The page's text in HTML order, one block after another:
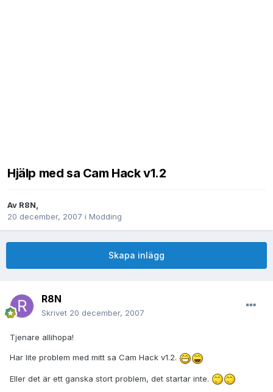
Hjälp med sa Cam Hack v1.2
Av R8N,
20 december, 2007 i Modding
Skapa inlägg
R8N
Skrivet 20 december, 2007
Tjenare allihopa!
Har lite problem med mitt sa Cam Hack v1.2.
Eller det är ett ganska stort problem, det startar inte.